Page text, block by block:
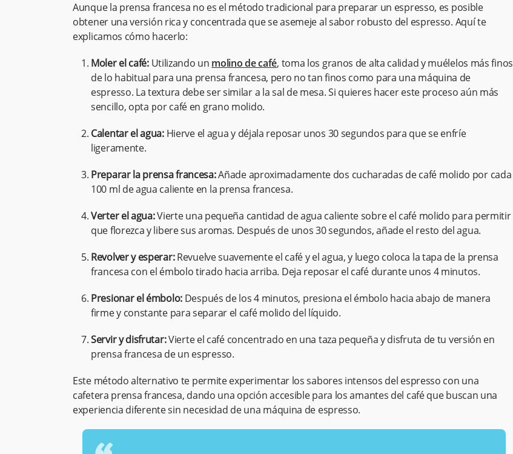
Aunque la prensa francesa no es el método tradicional para preparar un espresso, es posible
obtener una versión rica y concentrada que se asemeje al sabor robusto del espresso. Aquí te
explicamos cómo hacerlo:
Moler el café:Utilizando un molino de café, toma los granos de alta calidad y muélelos más finos
de lo habitual para una prensa francesa, pero no tan finos como para una máquina de
espresso. La textura debe ser similar a la sal de mesa. Si quieres hacer este proceso aún más
sencillo, opta por café en grano molido.
Calentar el agua: Hierve el agua y déjala reposar unos 30 segundos para que se enfríe
ligeramente.
Preparar la prensa francesa:Añade aproximadamente dos cucharadas de café molido por cada
100 ml de agua caliente en la prensa francesa.
Verter el agua:Vierte una pequeña cantidad de agua caliente sobre el café molido para permitir
que florezca y libere sus aromas. Después de unos 30 segundos, añade el resto del agua.
Revolver y esperar:Revuelve suavemente el café y el agua, y luego coloca la tapa de la prensa
francesa con el émbolo tirado hacia arriba. Deja reposar el café durante unos 4 minutos.
Presionar el émbolo: Después de los 4 minutos, presiona el émbolo hacia abajo de manera
firme y constante para separar el café molido del líquido.
Servir y disfrutar:Vierte el café concentrado en una taza pequeña y disfruta de tu versión en
prensa francesa de un espresso.
Este método alternativo te permite experimentar los sabores intensos del espresso con una
cafetera prensa francesa, dando una opción accesible para los amantes del café que buscan una
experiencia diferente sin necesidad de una máquina de espresso.